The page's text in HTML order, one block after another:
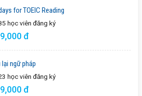
for TOEIC Reading
học viên đăng ký
đ
lại ngữ pháp
học viên đăng ký
đ